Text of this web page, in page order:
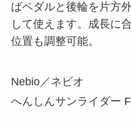
ばペダルと後輪を片方
して使えます。成長に
位置も調整可能。
Nebio／ネビオ
へんしんサンライダー